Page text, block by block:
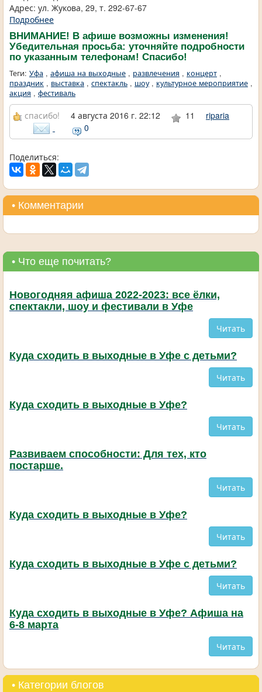
Адрес: ул. Жукова, 29, т. 292-67-67
Подробнее
ВНИМАНИЕ! В афише возможны изменения!
Убедительная просьба: уточняйте подробности
по указанным телефонам! Спасибо!
Теги: Уфа , афиша на выходные , развлечения , концерт ,
праздник , выставка , спектакль , шоу, культурное мероприятие ,
акция , фестиваль
спасибо! 4 августа 2016 г. 22:12 11
riparia
0
Поделиться:
• Комментарии
• Что еще почитать?
Новогодняя афиша 2022-2023: все ёлки,
спектакли, шоу и фестивали в Уфе
Читать
Куда сходить в выходные в Уфе с детьми?
Читать
Куда сходить в выходные в Уфе?
Читать
Развиваем способности: Для тех, кто
постарше.
Читать
Куда сходить в выходные в Уфе?
Читать
Куда сходить в выходные в Уфе с детьми?
Читать
Куда сходить в выходные в Уфе? Афиша на
6-8 марта
Читать
• Категории блогов